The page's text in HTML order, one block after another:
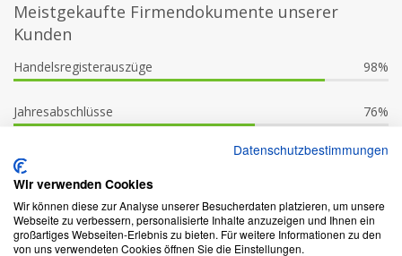
Meistgekaufte Firmendokumente unserer
Kunden
Handelsregisterauszüge 98%
Jahresabschlüsse 76%
Gesellschaftsverträge 37%
Vollständige Registerakten 19%
Sonstige Firmendokumente
Datenschutzbestimmungen
Wir verwenden Cookies
Wir können diese zur Analyse unserer Besucherdaten platzieren, um unsere
Webseite zu verbessern, personalisierte Inhalte anzuzeigen und Ihnen ein
großartiges Webseiten-Erlebnis zu bieten. Für weitere Informationen zu den
von uns verwendeten Cookies öffnen Sie die Einstellungen.